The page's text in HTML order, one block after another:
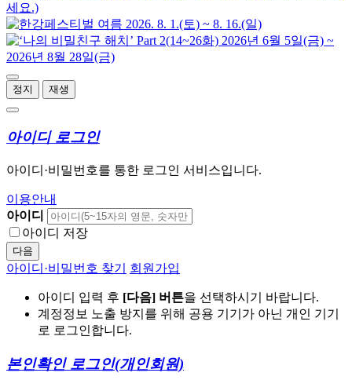
정지 재생
아이디 로그인
아이디·비밀번호를 통한 로그인 서비스입니다.
이용안내
아이디
아이디 저장
다음
아이디·비밀번호 찾기 회원가입
아이디 입력 후 [다음] 버튼을 선택하시기 바랍니다.
계정정보 노출 방지를 위해 공용 기기가 아닌 개인 기기
로 로그인합니다.
본인확인 로그인(개인회원)